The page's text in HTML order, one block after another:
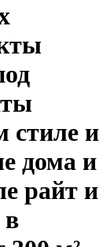
стиле и
дома и
райт и
в